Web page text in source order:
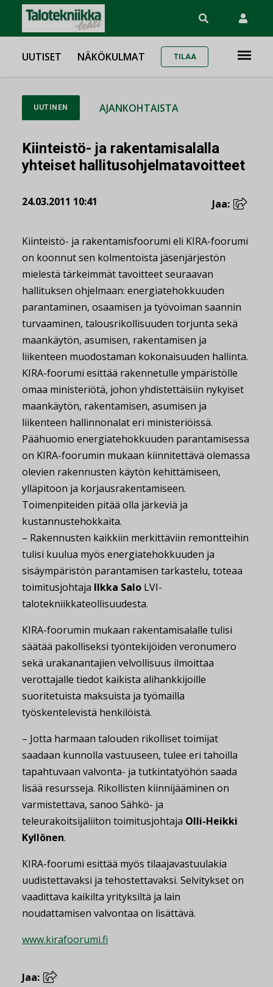
UUTISET NÄKÖKULMAT TILAA
UUTINEN AJANKOHTAISTA
Kiinteistö- ja rakentamisalalla
yhteiset hallitusohjelmatavoitteet
24.03.2011 10:41 Jaa:
Kiinteistö- ja rakentamisfoorumi eli KIRA-foorumi
on koonnut sen kolmentoista jäsenjärjestön
mielestä tärkeimmät tavoitteet seuraavan
hallituksen ohjelmaan: energiatehokkuuden
parantaminen, osaamisen ja työvoiman saannin
turvaaminen, talousrikollisuuden torjunta sekä
maankäytön, asumisen, rakentamisen ja
liikenteen muodostaman kokonaisuuden hallinta.
KIRA-foorumi esittää rakennetulle ympäristölle
omaa ministeriötä, johon yhdistettäisiin nykyiset
maankäytön, rakentamisen, asumisen ja
liikenteen hallinnonalat eri ministeriöissä.
Päähuomio energiatehokkuuden parantamisessa
on KIRA-foorumin mukaan kiinnitettävä olemassa
olevien rakennusten käytön kehittämiseen,
ylläpitoon ja korjausrakentamiseen.
Toimenpiteiden pitää olla järkeviä ja
kustannustehokkaita.
– Rakennusten kaikkiin merkittäviin remontteihin
tulisi kuulua myös energiatehokkuuden ja
sisäympäristön parantamisen tarkastelu, toteaa
toimitusjohtaja Ilkka Salo LVI-
talotekniikkateollisuudesta.
KIRA-foorumin mukaan rakentamisalalle tulisi
säätää pakolliseksi työntekijöiden veronumero
sekä urakanantajien velvollisuus ilmoittaa
verottajalle tiedot kaikista alihankkijoille
suoritetuista maksuista ja työmailla
työskentelevistä henkilöistä.
– Jotta harmaan talouden rikolliset toimijat
saadaan kunnolla vastuuseen, tulee eri tahoilla
tapahtuvaan valvonta- ja tutkintatyöhön saada
lisää resursseja. Rikollisten kiinnijääminen on
varmistettava, sanoo Sähkö- ja
teleurakoitsijaliiton toimitusjohtaja Olli-Heikki
Kyllönen.
KIRA-foorumi esittää myös tilaajavastuulakia
uudistettavaksi ja tehostettavaksi. Selvitykset on
vaadittava kaikilta yrityksiltä ja lain
noudattamisen valvontaa on lisättävä.
www.kirafoorumi.fi
Jaa: